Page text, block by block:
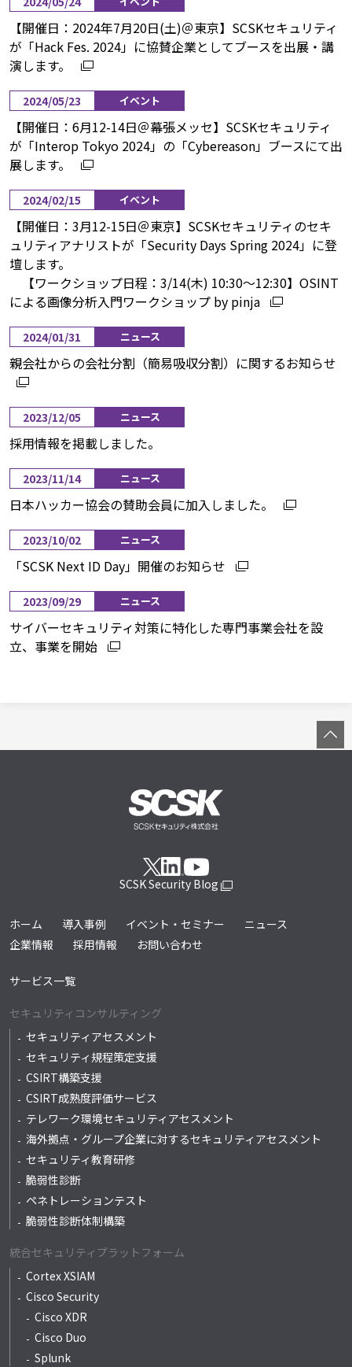
【開催日：2024年7月20日(土)＠東京】SCSKセキュリティ
が「Hack Fes. 2024」に協賛企業としてブースを出展・講
演します。
2024/05/23 イベント
【開催日：6月12-14日＠幕張メッセ】SCSKセキュリティ
が「Interop Tokyo 2024」の「Cybereason」ブースにて出
展します。
2024/02/15 イベント
【開催日：3月12-15日＠東京】SCSKセキュリティのセキ
ュリティアナリストが「Security Days Spring 2024」に登
壇します。
【ワークショップ日程：3/14(木) 10:30～12:30】OSINT
による画像分析入門ワークショップ by pinja
2024/01/31 ニュース
親会社からの会社分割（簡易吸収分割）に関するお知らせ
2023/12/05 ニュース
採用情報を掲載しました。
2023/11/14 ニュース
日本ハッカー協会の賛助会員に加入しました。
2023/10/02 ニュース
「SCSK Next ID Day」開催のお知らせ
2023/09/29 ニュース
サイバーセキュリティ対策に特化した専門事業会社を設
立、事業を開始
SCSK Security Blog
ホーム 導入事例 イベント・セミナー
ニュース
企業情報
採用情報 お問い合わせ
サービス一覧
セキュリティコンサルティング
セキュリティアセスメント
セキュリティ規程策定支援
CSIRT構築支援
CSIRT成熟度評価サービス
テレワーク環境セキュリティアセスメント
海外拠点・グループ企業に対するセキュリティアセスメント
セキュリティ教育研修
脆弱性診断
ペネトレーションテスト
脆弱性診断体制構築
統合セキュリティプラットフォーム
Cortex XSIAM
Cisco Security
Cisco XDR
Cisco Duo
Splunk